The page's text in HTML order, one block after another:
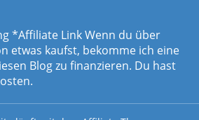
*Affiliate Link Wenn du über
etwas kaufst, bekomme ich eine
Blog zu finanzieren. Du hast